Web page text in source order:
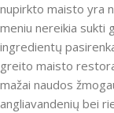
nupirkto maisto yra
meniu nereikia sukti
ingredientų
greito maisto
mažai naudos
angliavandenių bei